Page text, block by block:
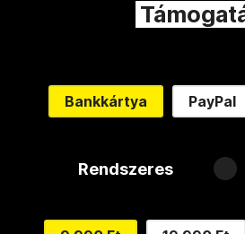
Bankkártya PayPal
Rendszeres